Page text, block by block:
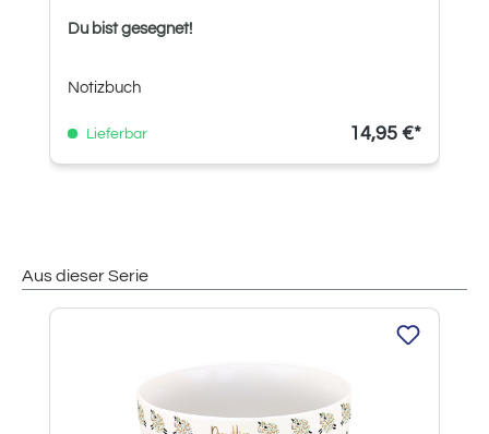
Du bist gesegnet!
Notizbuch
Lieferbar 14,95 €*
Aus dieser Serie
Produktgalerie überspringen